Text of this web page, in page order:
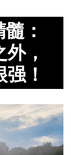
：
，
！